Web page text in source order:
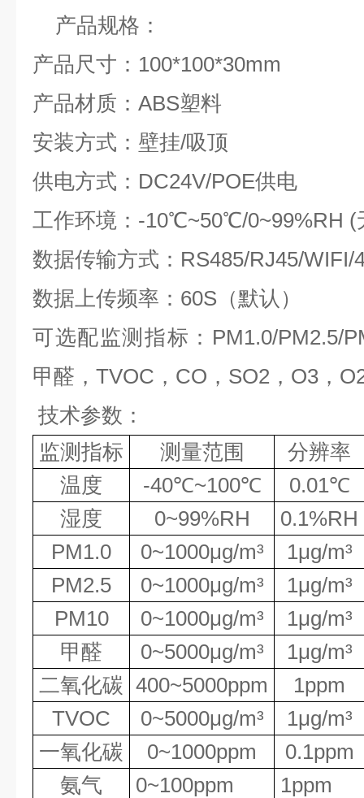
产品规格：
产品尺寸： 100*100*30mm
产品材质： ABS塑料
安装方式：壁挂/吸顶
供电方式： DC24V/POE供电
工作环境： -10℃~50℃/0~99%RH (
数据传输方式： RS485/RJ45/WIFI/
数据上传频率： 60S （默认）
可选配监测指标： PM1.0/PM2.5/
甲醛， TVOC ， CO ， SO2 ， O3 ，
技术参数：
监测指标
测量范围
分辨率
温度
-40℃~100℃
0.01℃
湿度
0~99%RH
0.1%RH
PM1.0
0~1000μg/m³
1μg/m³
PM2.5
0~1000μg/m³
1μg/m³
PM10
0~1000μg/m³
1μg/m³
甲醛
0~5000μg/m³
1μg/m³
二氧化碳 400~5000ppm
1ppm
TVOC
0~5000μg/m³
1μg/m³
一氧化碳
0~1000ppm
0.1ppm
氨气
0~100ppm
1ppm